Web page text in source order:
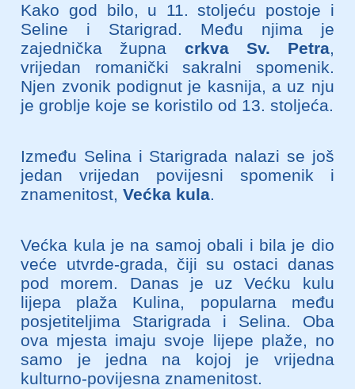
Kako god bilo, u 11. stoljeću postoje i
Seline i Starigrad. Među njima je
zajednička župna crkva Sv. Petra,
vrijedan romanički sakralni spomenik.
Njen zvonik podignut je kasnija, a uz nju
je groblje koje se koristilo od 13. stoljeća.
Između Selina i Starigrada nalazi se još
jedan vrijedan povijesni spomenik i
znamenitost,Većka kula.
Većka kula je na samoj obali i bila je dio
veće utvrde-grada, čiji su ostaci danas
pod morem. Danas je uz Većku kulu
lijepa plaža Kulina, popularna među
posjetiteljima Starigrada i Selina. Oba
ova mjesta imaju svoje lijepe plaže, no
samo je jedna na kojoj je vrijedna
kulturno-povijesna znamenitost.